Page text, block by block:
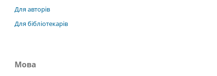
Для авторів
Для бібліотекарів
Мова